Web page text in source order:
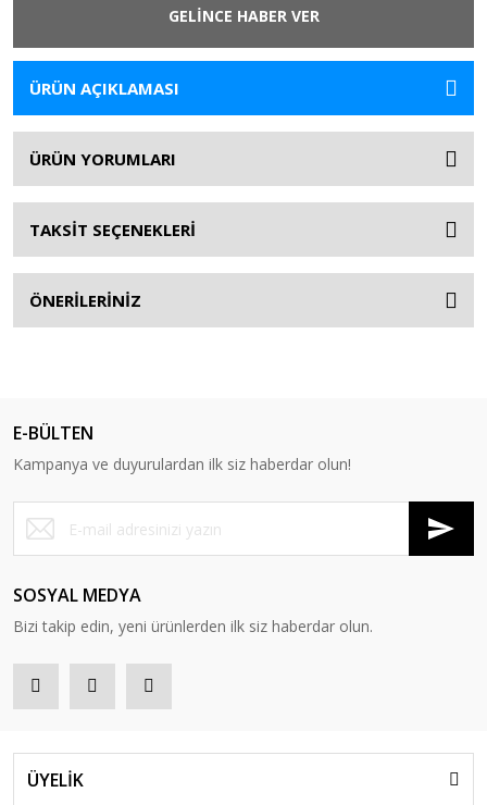
GELİNCE HABER VER
ÜRÜN AÇIKLAMASI
ÜRÜN YORUMLARI
TAKSİT SEÇENEKLERİ
ÖNERİLERİNİZ
E-BÜLTEN
Kampanya ve duyurulardan ilk siz haberdar olun!
SOSYAL MEDYA
Bizi takip edin, yeni ürünlerden ilk siz haberdar olun.
ÜYELİK